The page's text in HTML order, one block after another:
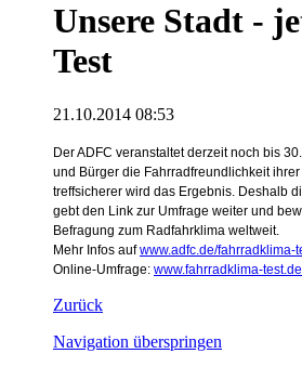
Unsere Stadt -
Test
21.10.2014 08:53
Der ADFC veranstaltet derzeit noch bis
und Bürger die Fahrradfreundlichkeit
treffsicherer wird das Ergebnis. Deshalb
gebt den Link zur Umfrage weiter und
Befragung zum Radfahrklima weltweit.
Mehr Infos aufwww.adfc.de/fahrradklima-
Online-Umfrage: www.fahrradklima-test.de
Zurück
Navigation überspringen